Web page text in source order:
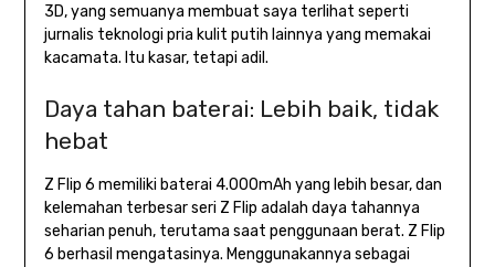
3D, yang semuanya membuat saya terlihat seperti
jurnalis teknologi pria kulit putih lainnya yang memakai
kacamata. Itu kasar, tetapi adil.
Daya tahan baterai: Lebih baik, tidak
hebat
Z Flip 6 memiliki baterai 4.000mAh yang lebih besar, dan
kelemahan terbesar seri Z Flip adalah daya tahannya
seharian penuh, terutama saat penggunaan berat. Z Flip
6 berhasil mengatasinya. Menggunakannya sebagai